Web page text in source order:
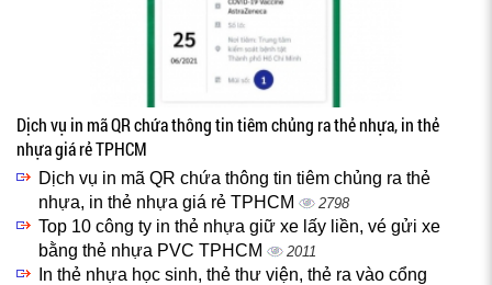
Dịch vụ in mã QR chứa thông tin tiêm chủng ra thẻ nhựa, in thẻ
nhựa giá rẻ TPHCM
Dịch vụ in mã QR chứa thông tin tiêm chủng ra thẻ
nhựa, in thẻ nhựa giá rẻ TPHCM
2798
Top 10 công ty in thẻ nhựa giữ xe lấy liền, vé gửi xe
bằng thẻ nhựa PVC TPHCM
2011
In thẻ nhựa học sinh, thẻ thư viện, thẻ ra vào cổng